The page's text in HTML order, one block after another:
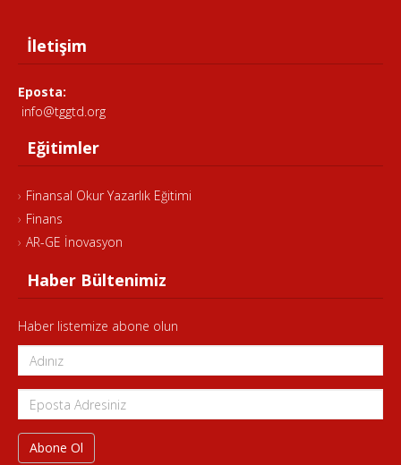
İletişim
Eposta:
info@tggtd.org
Eğitimler
Finansal Okur Yazarlık Eğitimi
Finans
AR-GE İnovasyon
Haber Bültenimiz
Haber listemize abone olun
Abone Ol